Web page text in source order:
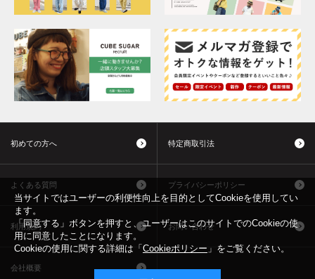
初めての方へ 特定商取引法
よくある質問 プライバシーポリシー
利用規約 お問い合わせ
会社概要
当サイトではユーザーの利便性向上を目的としてCookieを使用してい
ます。
「同意する」ボタンを押すと、ユーザーはこのサイトでのCookieの使
用に同意したことになります。
Cookieの使用に関する詳細は「 Cookieポリシー 」をご覧ください。